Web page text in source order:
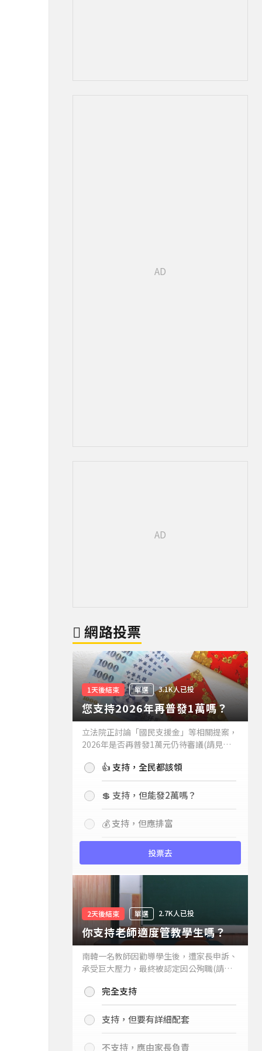
網路投票
1天後結束 單選 3.1K人已投
您支持2026年再普發1萬嗎？
立法院正討論「國民支援金」等相關提案，
2026年是否再普發1萬元仍待審議(請見下
持嗎？👍 支持，全民都該領
💲 支持，但能發2萬嗎？
💰 支持，但應排富
投票去
2天後結束 單選 2.7K人已投
你支持老師適度管教學生嗎？
南韓一名教師因勸導學生後，遭家長申訴、
承受巨大壓力，最終被認定因公殉職(請見
你支持老師適度管教學生嗎？
完全支持
支持，但要有詳細配套
不支持，應由家長負責